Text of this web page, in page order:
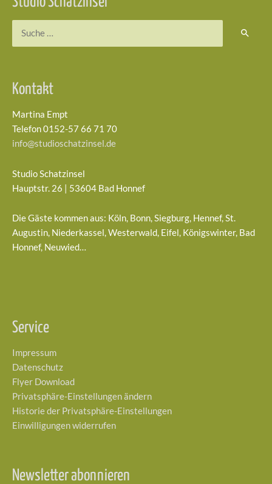
Kontakt
Martina Empt
Telefon 0152-57 66 71 70
info@studioschatzinsel.de
Studio Schatzinsel
Hauptstr. 26 | 53604 Bad Honnef
Die Gäste kommen aus: Köln, Bonn, Siegburg, Hennef, St.
Augustin, Niederkassel, Westerwald, Eifel, Königswinter, Bad
Honnef, Neuwied…
Service
Impressum
Datenschutz
Flyer Download
Privatsphäre-Einstellungen ändern
Historie der Privatsphäre-Einstellungen
Einwilligungen widerrufen
Newsletter abonnieren